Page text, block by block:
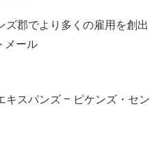
ズ郡でより多くの雇用を創出
メール
キスパンズ – ピケンズ・セン